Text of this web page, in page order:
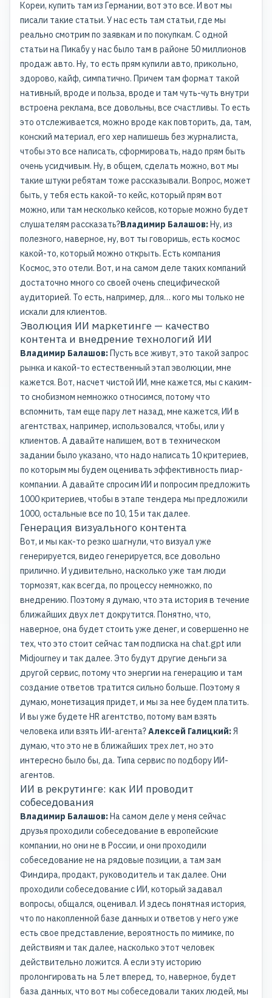
Кореи, купить там из Германии, вот это все. И вот мы
писали такие статьи. У нас есть там статьи, где мы
реально смотрим по заявкам и по покупкам. С одной
статьи на Пикабу у нас было там в районе 50 миллионов
продаж авто. Ну, то есть прям купили авто, прикольно,
здорово, кайф, симпатично. Причем там формат такой
нативный, вроде и польза, вроде и там чуть-чуть внутри
встроена реклама, все довольны, все счастливы. То есть
это отслеживается, можно вроде как повторить, да, там,
конский материал, его хер напишешь без журналиста,
чтобы это все написать, сформировать, надо прям быть
очень усидчивым. Ну, в общем, сделать можно, вот мы
такие штуки ребятам тоже рассказывали. Вопрос, может
быть, у тебя есть какой-то кейс, который прям вот
можно, или там несколько кейсов, которые можно будет
слушателям рассказать?Владимир Балашов:Ну, из
полезного, наверное, ну, вот ты говоришь, есть космос
какой-то, который можно открыть. Есть компания
Космос, это отели. Вот, и на самом деле таких компаний
достаточно много со своей очень специфической
аудиторией. То есть, например, для… кого мы только не
искали для клиентов.
Эволюция ИИ маркетинге — качество
контента и внедрение технологий ИИ
Владимир Балашов:Пусть все живут, это такой запрос
рынка и какой-то естественный этап эволюции, мне
кажется. Вот, насчет чистой ИИ, мне кажется, мы с каким-
то снобизмом немножко относимся, потому что
вспомнить, там еще пару лет назад, мне кажется, ИИ в
агентствах, например, использовался, чтобы, или у
клиентов. А давайте напишем, вот в техническом
задании было указано, что надо написать 10 критериев,
по которым мы будем оценивать эффективность пиар-
компании. А давайте спросим ИИ и попросим предложить
1000 критериев, чтобы в этапе тендера мы предложили
1000, остальные все по 10, 15 и так далее.
Генерация визуального контента
Вот, и мы как-то резко шагнули, что визуал уже
генерируется, видео генерируется, все довольно
прилично. И удивительно, насколько уже там люди
тормозят, как всегда, по процессу немножко, по
внедрению. Поэтому я думаю, что эта история в течение
ближайших двух лет докрутится. Понятно, что,
наверное, она будет стоить уже денег, и совершенно не
тех, что это стоит сейчас там подписка на chat.gpt или
Midjourney и так далее. Это будут другие деньги за
другой сервис, потому что энергии на генерацию и там
создание ответов тратится сильно больше. Поэтому я
думаю, монетизация придет, и мы за нее будем платить.
И вы уже будете HR агентство, потому вам взять
человека или взять ИИ-агента?Алексей Галицкий:Я
думаю, что это не в ближайших трех лет, но это
интересно было бы, да. Типа сервис по подбору ИИ-
агентов.
ИИ в рекрутинге: как ИИ проводит
собеседования
Владимир Балашов:На самом деле у меня сейчас
друзья проходили собеседование в европейские
компании, но они не в России, и они проходили
собеседование не на рядовые позиции, а там зам
Финдира, продакт, руководитель и так далее. Они
проходили собеседование с ИИ, который задавал
вопросы, общался, оценивал. И здесь понятная история,
что по накопленной базе данных и ответов у него уже
есть свое представление, вероятность по мимике, по
действиям и так далее, насколько этот человек
действительно ложится. А если эту историю
пролонгировать на 5 лет вперед, то, наверное, будет
база данных, что вот мы собеседовали таких людей, мы